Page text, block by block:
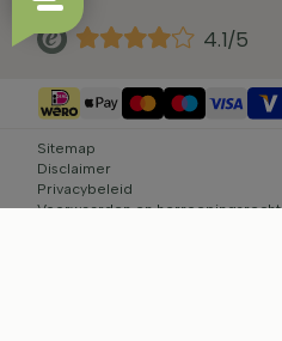
4.1/5
Sitemap
Disclaimer
Privacybeleid
Voorwaarden en herroepingsrecht